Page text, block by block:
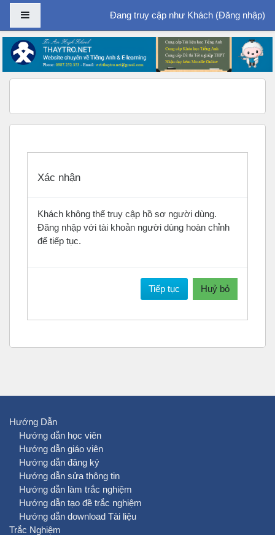
Chuyển tới nội dung chính
Bảng điều khiển cạnhĐang truy cập như Khách (Đăng nhập)
Xác nhận
Khách không thể truy cập hồ sơ người dùng.
Đăng nhập với tài khoản người dùng hoàn chỉnh
để tiếp tục.
Tiếp tục Huỷ bỏ
Hướng Dẫn
Hướng dẫn học viên
Hướng dẫn giáo viên
Hướng dẫn đăng ký
Hướng dẫn sửa thông tin
Hướng dẫn làm trắc nghiệm
Hướng dẫn tạo đề trắc nghiệm
Hướng dẫn download Tài liệu
Trắc Nghiệm